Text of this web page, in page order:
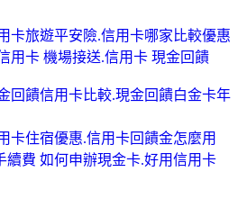
卡旅遊平安險.信用卡哪家比較優惠
用卡 機場接送.信用卡 現金回饋
回饋信用卡比較.現金回饋白金卡年
卡住宿優惠.信用卡回饋金怎麼用
續費 如何申辦現金卡.好用信用卡